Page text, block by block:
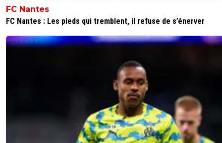
FC Nantes
FC Nantes : Les pieds qui tremblent, il refuse de s’énerver